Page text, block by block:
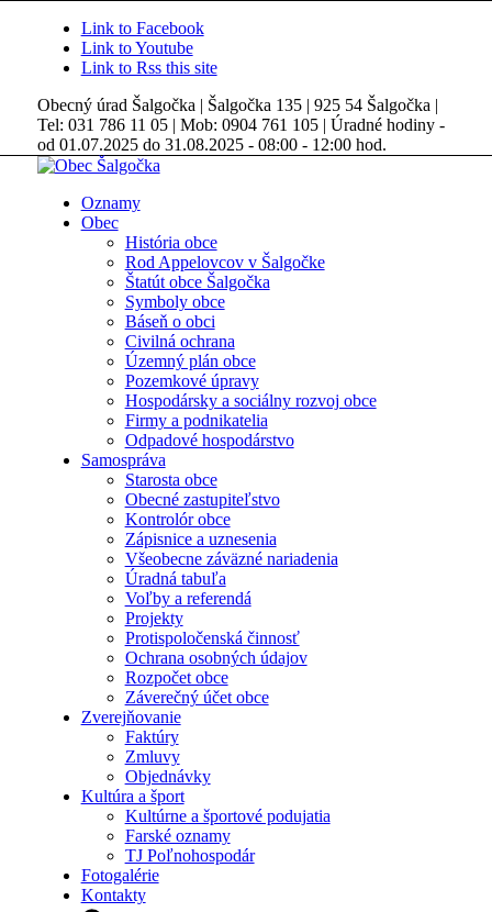
Link to Facebook
Link to Youtube
Link to Rss this site
Obecný úrad Šalgočka | Šalgočka 135 | 925 54 Šalgočka |
Tel: 031 786 11 05 | Mob: 0904 761 105 | Úradné hodiny -
od 01.07.2025 do 31.08.2025 - 08:00 - 12:00 hod.
Oznamy
Obec
História obce
Rod Appelovcov v Šalgočke
Štatút obce Šalgočka
Symboly obce
Báseň o obci
Civilná ochrana
Územný plán obce
Pozemkové úpravy
Hospodársky a sociálny rozvoj obce
Firmy a podnikatelia
Odpadové hospodárstvo
Samospráva
Starosta obce
Obecné zastupiteľstvo
Kontrolór obce
Zápisnice a uznesenia
Všeobecne záväzné nariadenia
Úradná tabuľa
Voľby a referendá
Projekty
Protispoločenská činnosť
Ochrana osobných údajov
Rozpočet obce
Záverečný účet obce
Zverejňovanie
Faktúry
Zmluvy
Objednávky
Kultúra a šport
Kultúrne a športové podujatia
Farské oznamy
TJ Poľnohospodár
Fotogalérie
Kontakty